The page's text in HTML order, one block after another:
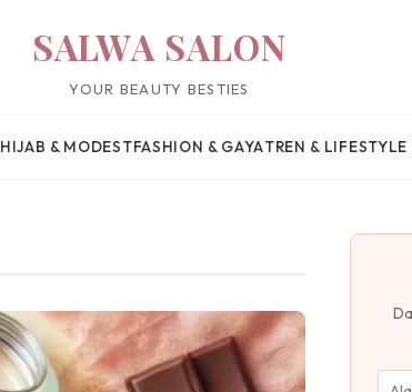
SALWA SALON
YOUR BEAUTY BESTIES
HIJAB & MODESTFASHION & GAYATREN & LIFESTYLE